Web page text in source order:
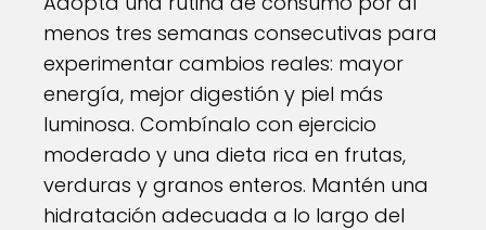
menos tres semanas consecutivas para
experimentar cambios reales: mayor
energía, mejor digestión y piel más
luminosa. Combínalo con ejercicio
moderado y una dieta rica en frutas,
verduras y granos enteros. Mantén una
hidratación adecuada a lo largo del